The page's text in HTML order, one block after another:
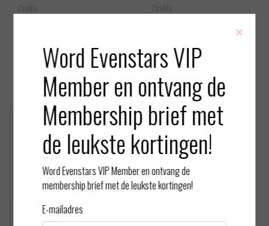
Oroblu
EUR 19,95
Bekijken
Oroblu
EUR 7,95
Bekijken
×
Word Evenstars VIP
Member en ontvang de
Membership brief met
de leukste kortingen!
Word Evenstars VIP Member en ontvang de
membership brief met de leukste kortingen!
E-mailadres